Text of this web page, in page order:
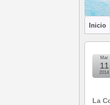
Inicio
Mar
11
2014
La